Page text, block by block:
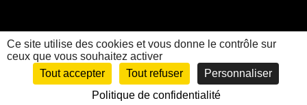
Mentions légalesConditions Générales et Particulières de VentePolitique de confidentialité
Visiteurs.fr© 2024 Tous les droits réservés
Ce site utilise des cookies et vous donne le contrôle sur
ceux que vous souhaitez activer
Tout accepter
Tout refuser
Personnaliser
Politique de confidentialité